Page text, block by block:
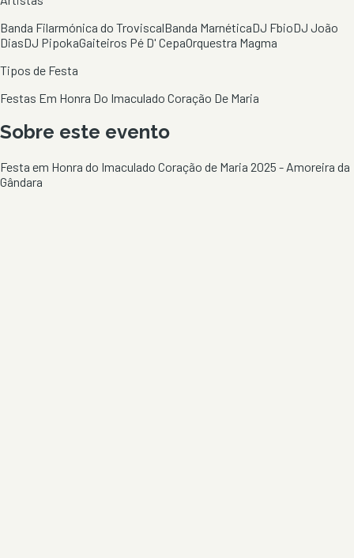
Banda Filarmónica do TroviscalBanda MarnéticaDJ FbioDJ João
DiasDJ PipokaGaiteiros Pé D' CepaOrquestra Magma
Tipos de Festa
Festas Em Honra Do Imaculado Coração De Maria
Sobre este evento
Festa em Honra do Imaculado Coração de Maria 2025 - Amoreira da
Gândara